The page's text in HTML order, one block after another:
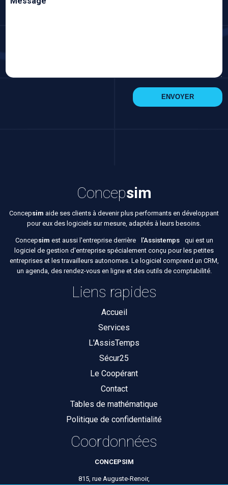
Concepsim
Concepsim aide ses clients à devenir plus performants en développant
pour eux des logiciels sur mesure, adaptés à leurs besoins.
Concepsim est aussi l'entreprise derrière l'Assistemps
qui est un
logiciel de gestion d'entreprise spécialement conçu pour les petites
entreprises et les travailleurs autonomes. Le logiciel comprend un CRM,
un agenda, des rendez-vous en ligne et des outils de comptabilité.
Liens rapides
Accueil
Services
L'AssisTemps
Sécur25
Le Coopérant
Contact
Tables de mathématique
Politique de confidentialité
Coordonnées
CONCEPSIM
815, rue Auguste-Renoir,